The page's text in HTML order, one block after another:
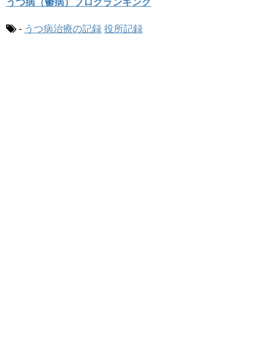
うつ病（鬱病）ブログランキング
- うつ病治療の記録 役所記録